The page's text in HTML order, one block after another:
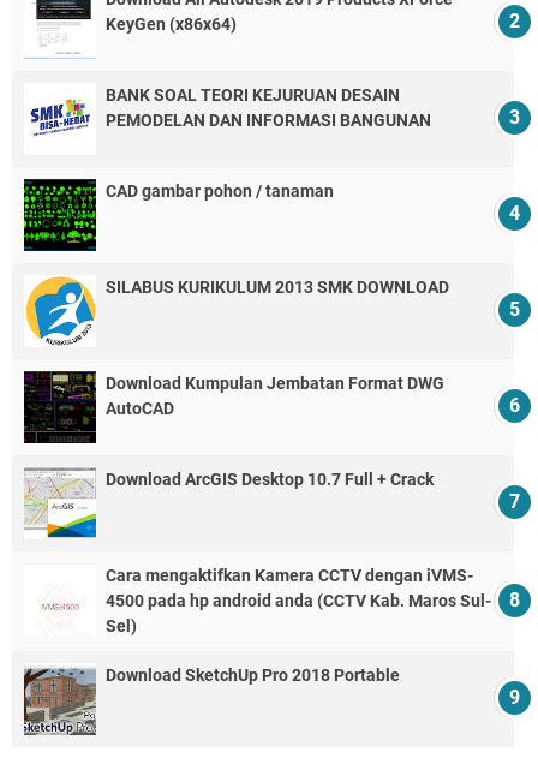
KeyGen (x86x64)
BANK SOAL TEORI KEJURUAN DESAIN
PEMODELAN DAN INFORMASI BANGUNAN
CAD gambar pohon / tanaman
SILABUS KURIKULUM 2013 SMK DOWNLOAD
Download Kumpulan Jembatan Format DWG
AutoCAD
Download ArcGIS Desktop 10.7 Full + Crack
Cara mengaktifkan Kamera CCTV dengan iVMS-
4500 pada hp android anda (CCTV Kab. Maros Sul-
Sel)
Download SketchUp Pro 2018 Portable